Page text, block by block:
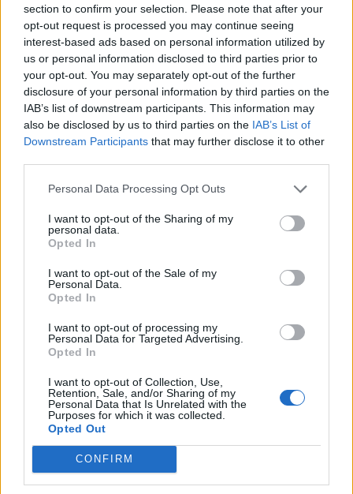
section to confirm your selection. Please note that after your
opt-out request is processed you may continue seeing
interest-based ads based on personal information utilized by
us or personal information disclosed to third parties prior to
your opt-out. You may separately opt-out of the further
disclosure of your personal information by third parties on the
IAB’s list of downstream participants. This information may
also be disclosed by us to third parties on the IAB’s List of
Downstream Participants that may further disclose it to other
Personal Data Processing Opt Outs
I want to opt-out of the Sharing of my
personal data.
Opted In
I want to opt-out of the Sale of my
Personal Data.
Opted In
I want to opt-out of processing my
Personal Data for Targeted Advertising.
Opted In
I want to opt-out of Collection, Use,
Retention, Sale, and/or Sharing of my
Personal Data that Is Unrelated with the
Purposes for which it was collected.
Opted Out
CONFIRM
14 - 36
Squalificato 0 - 0%
Infortunato 0 - 0
Inutilizzato 18 - 47%
Scarica riepilogo
stagionale
Giornata Entrato Bonus/Malus
CRO 1-3 GEN
GEN 1-0 FIO
SAS 2-0 GEN
0-0 NAP
6 GEN 1-1 PES